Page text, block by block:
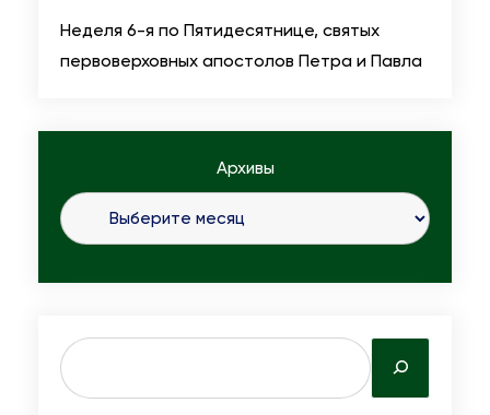
Неделя 6-я по Пятидесятнице, святых
первоверховных апостолов Петра и Павла
Архивы
S
e